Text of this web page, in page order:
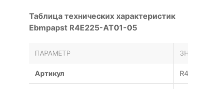
Таблица технических характеристик
Ebmpapst R4E225-AT01-05
ПАРАМЕТР ЗНАЧЕНИЕ
Артикул R4E225-